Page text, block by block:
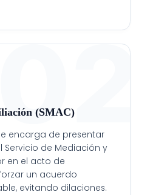
(SMAC)
encarga de presentar
de Mediación y
en el acto de
un acuerdo
evitando dilaciones.